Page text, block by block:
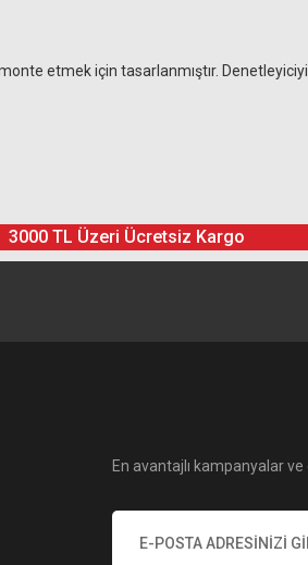
etmek için tasarlanmıştır.
3000 TL Üzeri Ücretsiz Kargo
En avantajlı kampanyalar